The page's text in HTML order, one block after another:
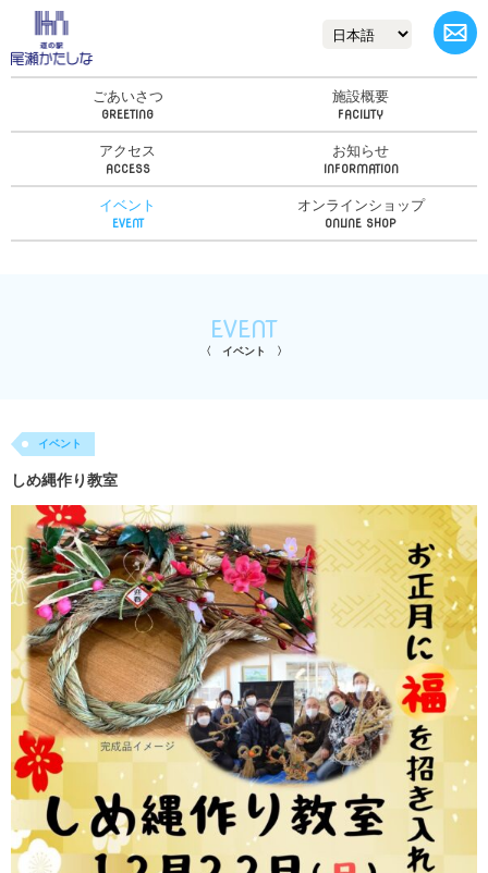
ごあいさつ 施設概要
アクセス お知らせ
イベント オンラインショップ
EVENT
イベント
イベント
しめ縄作り教室